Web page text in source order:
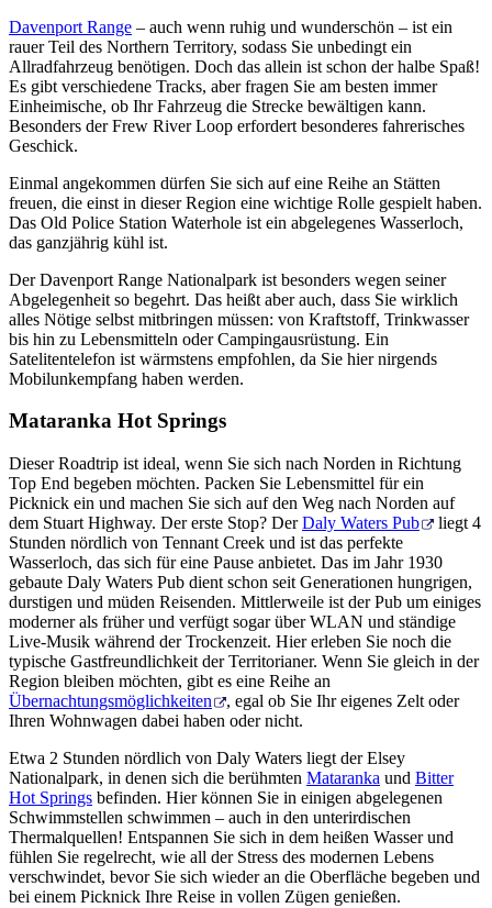
Davenport Range – auch wenn ruhig und wunderschön – ist ein
rauer Teil des Northern Territory, sodass Sie unbedingt ein
Allradfahrzeug benötigen. Doch das allein ist schon der halbe Spaß!
Es gibt verschiedene Tracks, aber fragen Sie am besten immer
Einheimische, ob Ihr Fahrzeug die Strecke bewältigen kann.
Besonders der Frew River Loop erfordert besonderes fahrerisches
Geschick.
Einmal angekommen dürfen Sie sich auf eine Reihe an Stätten
freuen, die einst in dieser Region eine wichtige Rolle gespielt haben.
Das Old Police Station Waterhole ist ein abgelegenes Wasserloch,
das ganzjährig kühl ist.
Der Davenport Range Nationalpark ist besonders wegen seiner
Abgelegenheit so begehrt. Das heißt aber auch, dass Sie wirklich
alles Nötige selbst mitbringen müssen: von Kraftstoff, Trinkwasser
bis hin zu Lebensmitteln oder Campingausrüstung. Ein
Satelitentelefon ist wärmstens empfohlen, da Sie hier nirgends
Mobilunkempfang haben werden.
Mataranka Hot Springs
Dieser Roadtrip ist ideal, wenn Sie sich nach Norden in Richtung
Top End begeben möchten. Packen Sie Lebensmittel für ein
Picknick ein und machen Sie sich auf den Weg nach Norden auf
dem Stuart Highway. Der erste Stop? DerDaly Waters Pub
liegt 4
Stunden nördlich von Tennant Creek und ist das perfekte
Wasserloch, das sich für eine Pause anbietet. Das im Jahr 1930
gebaute Daly Waters Pub dient schon seit Generationen hungrigen,
durstigen und müden Reisenden. Mittlerweile ist der Pub um einiges
moderner als früher und verfügt sogar über WLAN und ständige
Live-Musik während der Trockenzeit. Hier erleben Sie noch die
typische Gastfreundlichkeit der Territorianer. Wenn Sie gleich in der
Region bleiben möchten, gibt es eine Reihe an
Übernachtungsmöglichkeiten
, egal ob Sie Ihr eigenes Zelt oder
Ihren Wohnwagen dabei haben oder nicht.
Etwa 2 Stunden nördlich von Daly Waters liegt der Elsey
Nationalpark, in denen sich die berühmten Mataranka und Bitter
Hot Springs befinden. Hier können Sie in einigen abgelegenen
Schwimmstellen schwimmen – auch in den unterirdischen
Thermalquellen! Entspannen Sie sich in dem heißen Wasser und
fühlen Sie regelrecht, wie all der Stress des modernen Lebens
verschwindet, bevor Sie sich wieder an die Oberfläche begeben und
bei einem Picknick Ihre Reise in vollen Zügen genießen.